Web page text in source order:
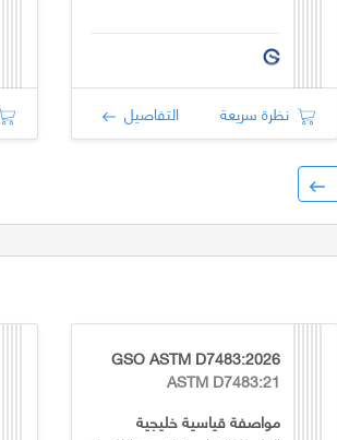
نظرة سريعة التفاصيل
GSO ASTM D7483:2026
ASTM D7483:21
مواصفة قياسية خليجية